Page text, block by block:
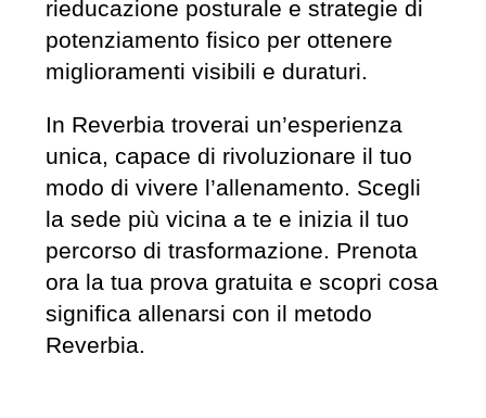
rieducazione posturale e strategie di
potenziamento fisico per ottenere
miglioramenti visibili e duraturi.
In Reverbia troverai un’esperienza
unica, capace di rivoluzionare il tuo
modo di vivere l’allenamento. Scegli
la sede più vicina a te e inizia il tuo
percorso di trasformazione. Prenota
ora la tua prova gratuita e scopri cosa
significa allenarsi con il metodo
Reverbia.